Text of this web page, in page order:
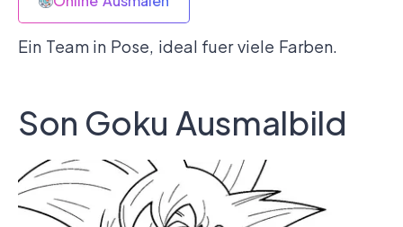
Ein Team in Pose, ideal fuer viele Farben.
Son Goku Ausmalbild